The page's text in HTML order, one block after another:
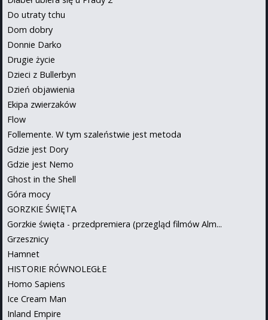
Do utraty tchu
Dom dobry
Donnie Darko
Drugie życie
Dzieci z Bullerbyn
Dzień objawienia
Ekipa zwierzaków
Flow
Follemente. W tym szaleństwie jest metoda
Gdzie jest Dory
Gdzie jest Nemo
Ghost in the Shell
Góra mocy
GORZKIE ŚWIĘTA
Gorzkie święta - przedpremiera (przegląd filmów Alm...
Grzesznicy
Hamnet
HISTORIE RÓWNOLEGŁE
Homo Sapiens
Ice Cream Man
Inland Empire